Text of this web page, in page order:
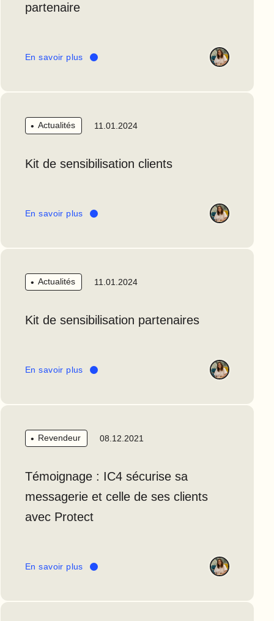
partenaire
En savoir plus
Actualités 11.01.2024
Kit de sensibilisation clients
En savoir plus
Actualités 11.01.2024
Kit de sensibilisation partenaires
En savoir plus
Revendeur 08.12.2021
Témoignage : IC4 sécurise sa
messagerie et celle de ses clients
avec Protect
En savoir plus